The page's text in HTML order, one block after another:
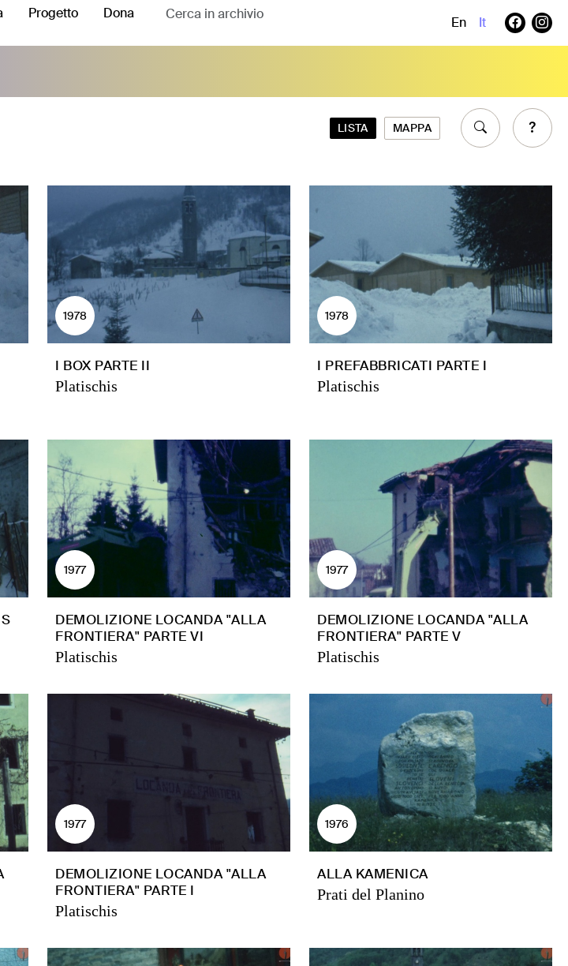
Progetto Dona
En It
LISTA MAPPA
1978
I BOX PARTE II
Platischis
1978
I PREFABBRICATI PARTE I
Platischis
1977
DEMOLIZIONE LOCANDA "ALLA
FRONTIERA" PARTE VI
Platischis
1977
DEMOLIZIONE LOCANDA "ALLA
FRONTIERA" PARTE V
Platischis
1977
DEMOLIZIONE LOCANDA "ALLA
FRONTIERA" PARTE I
Platischis
1976
ALLA KAMENICA
Prati del Planino